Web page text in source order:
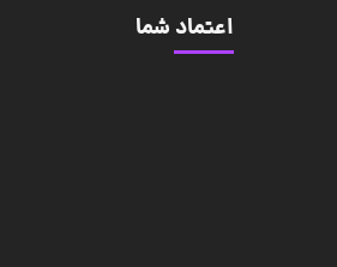
اعتماد شما